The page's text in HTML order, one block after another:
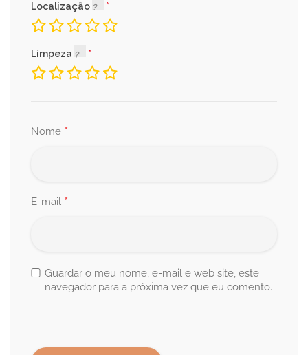
Localização
Limpeza
Nome *
E-mail *
Guardar o meu nome, e-mail e web site, este
navegador para a próxima vez que eu comento.